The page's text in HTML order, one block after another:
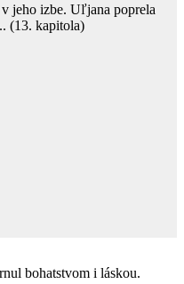
jeho izbe. Uľjana poprela
(13. kapitola)
bohatstvom i láskou.